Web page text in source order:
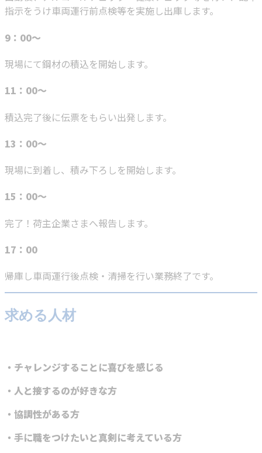
指示をうけ車両運行前点検等を実施し出庫します。
9：00～
現場にて鋼材の積込を開始します。
11：00～
積込完了後に伝票をもらい出発します。
13：00～
現場に到着し、積み下ろしを開始します。
15：00～
完了！荷主企業さまへ報告します。
17：00
帰庫し車両運行後点検・清掃を行い業務終了です。
求める人材
・チャレンジすることに喜びを感じる
・人と接するのが好きな方
・協調性がある方
・手に職をつけたいと真剣に考えている方